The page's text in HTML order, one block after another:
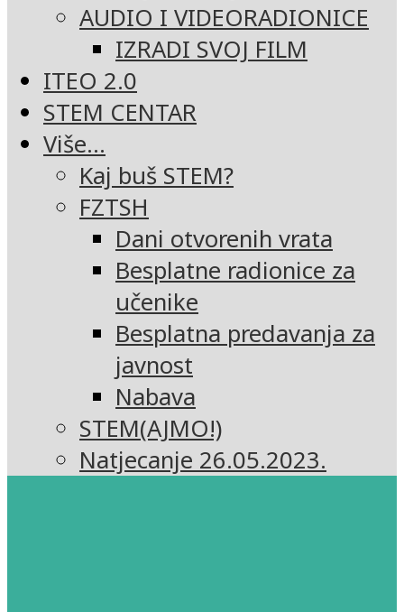
AUDIO I VIDEORADIONICE
IZRADI SVOJ FILM
ITEO 2.0
STEM CENTAR
Više…
Kaj buš STEM?
FZTSH
Dani otvorenih vrata
Besplatne radionice za
učenike
Besplatna predavanja za
javnost
Nabava
STEM(AJMO!)
Natjecanje 26.05.2023.